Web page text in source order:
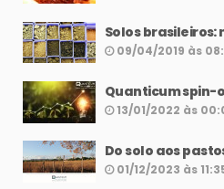
Solos
09/04/2019 às
Quanticum spin-
13/01/2022 às
Do solo aos
01/12/2023 às